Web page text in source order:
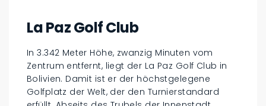
La Paz Golf Club
In 3.342 Meter Höhe, zwanzig Minuten vom
Zentrum entfernt, liegt der La Paz Golf Club in
Bolivien. Damit ist er der höchstgelegene
Golfplatz der Welt, der den Turnierstandard